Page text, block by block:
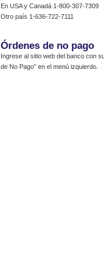
En USA y Canadá 1-800-307-7309
Otro país 1-636-722-7111
Órdenes de no pago
Ingrese al sitio web del banco con
de No Pago” en el menú izquierdo.